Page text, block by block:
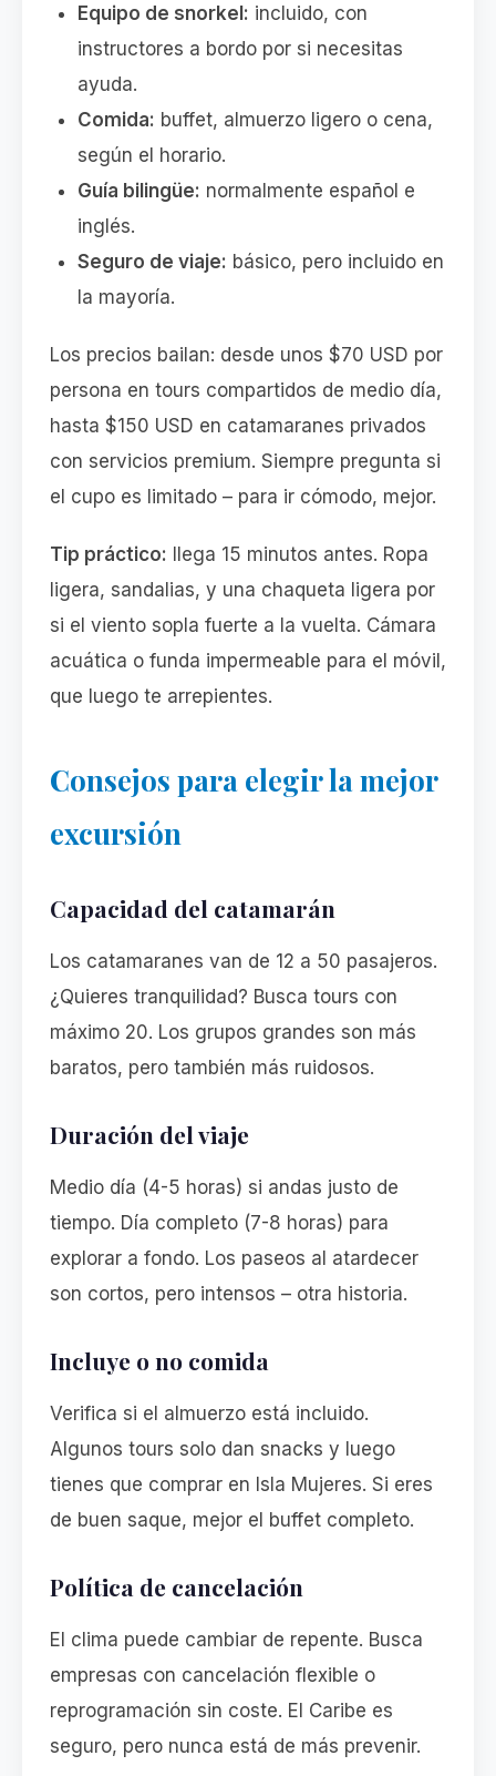
Equipo de snorkel: incluido, con
instructores a bordo por si necesitas
ayuda.
Comida: buffet, almuerzo ligero o cena,
según el horario.
Guía bilingüe: normalmente español e
inglés.
Seguro de viaje: básico, pero incluido en
la mayoría.
Los precios bailan: desde unos $70 USD por
persona en tours compartidos de medio día,
hasta $150 USD en catamaranes privados
con servicios premium. Siempre pregunta si
el cupo es limitado – para ir cómodo, mejor.
Tip práctico: llega 15 minutos antes. Ropa
ligera, sandalias, y una chaqueta ligera por
si el viento sopla fuerte a la vuelta. Cámara
acuática o funda impermeable para el móvil,
que luego te arrepientes.
Consejos para elegir la mejor
excursión
Capacidad del catamarán
Los catamaranes van de 12 a 50 pasajeros.
¿Quieres tranquilidad? Busca tours con
máximo 20. Los grupos grandes son más
baratos, pero también más ruidosos.
Duración del viaje
Medio día (4-5 horas) si andas justo de
tiempo. Día completo (7-8 horas) para
explorar a fondo. Los paseos al atardecer
son cortos, pero intensos – otra historia.
Incluye o no comida
Verifica si el almuerzo está incluido.
Algunos tours solo dan snacks y luego
tienes que comprar en Isla Mujeres. Si eres
de buen saque, mejor el buffet completo.
Política de cancelación
El clima puede cambiar de repente. Busca
empresas con cancelación flexible o
reprogramación sin coste. El Caribe es
seguro, pero nunca está de más prevenir.